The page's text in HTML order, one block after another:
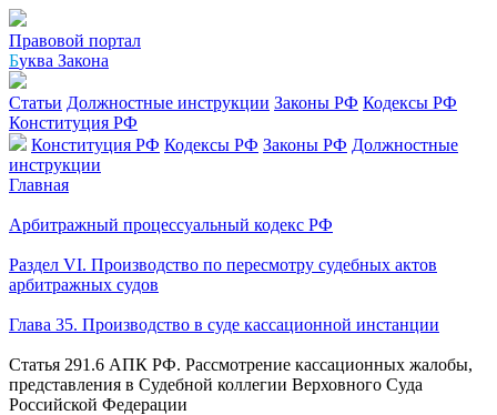
Правовой портал
Буква Закона
Статьи Должностные инструкции Законы РФ Кодексы РФ
Конституция РФ
Конституция РФ Кодексы РФ Законы РФ Должностные
инструкции
Главная
Арбитражный процессуальный кодекс РФ
Раздел VI. Производство по пересмотру судебных актов
арбитражных судов
Глава 35. Производство в суде кассационной инстанции
Статья 291.6 АПК РФ. Рассмотрение кассационных жалобы,
представления в Судебной коллегии Верховного Суда
Российской Федерации